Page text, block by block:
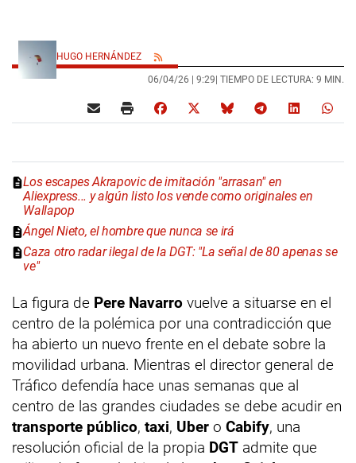
HUGO HERNÁNDEZ
06/04/26 | 9:29 | TIEMPO DE LECTURA: 9 MIN.
Los escapes Akrapovic de imitación "arrasan" en
Aliexpress... y algún listo los vende como originales en
Wallapop
Ángel Nieto, el hombre que nunca se irá
Caza otro radar ilegal de la DGT: "La señal de 80 apenas se
ve"
La figura de Pere Navarro vuelve a situarse en el
centro de la polémica por una contradicción que
ha abierto un nuevo frente en el debate sobre la
movilidad urbana. Mientras el director general de
Tráfico defendía hace unas semanas que al
centro de las grandes ciudades se debe acudir en
transporte público, taxi, Uber o Cabify, una
resolución oficial de la propia DGT admite que